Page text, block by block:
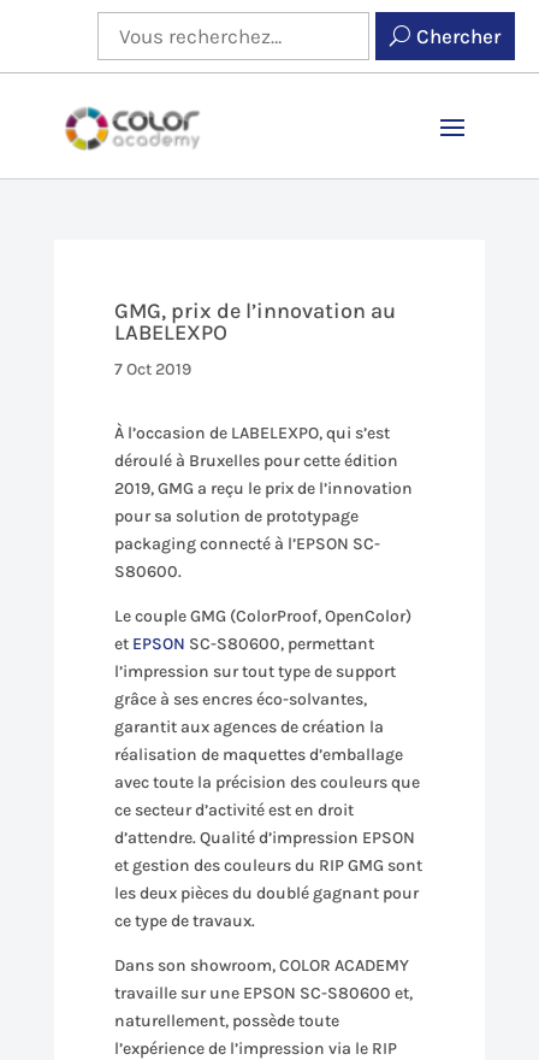
Chercher
GMG, prix de l’innovation au
LABELEXPO
7 Oct 2019
À l’occasion de LABELEXPO, qui s’est
déroulé à Bruxelles pour cette édition
2019,GMG a reçu le prix de l’innovation
pour sa solution de prototypage
packaging connecté à l’EPSON SC-
S80600.
Le coupleGMG (ColorProof, OpenColor)
et EPSON SC-S80600, permettant
l’impression sur tout type de support
grâceà sesencreséco-solvantes,
garantit aux agences de création la
réalisation de maquettes d’emballage
avec toute la précision des couleurs que
ce secteur d’activité est en droit
d’attendre.Qualité d’impression EPSON
et gestion des couleurs du RIP GMG sont
les deux piècesdu doublé gagnant pour
ce type de travaux.
Dans son showroom,COLOR ACADEMY
travaille sur une EPSON SC-S80600 et,
naturellement, possède toute
l’expérience de l’impression via le RIP